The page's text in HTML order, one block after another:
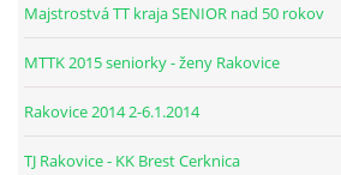
Majstrostvá TT kraja SENIOR nad 50 rokov
MTTK 2015 seniorky - ženy Rakovice
Rakovice 2014 2-6.1.2014
TJ Rakovice - KK Brest Cerknica